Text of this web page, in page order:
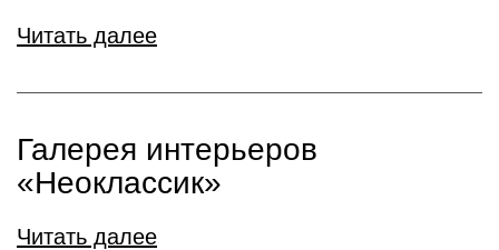
Читать далее
Галерея интерьеров
«Неоклассик»
Читать далее